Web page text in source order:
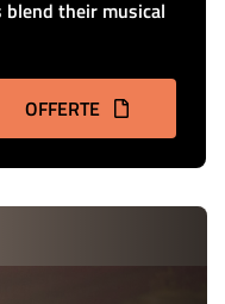
blend their musical
OFFERTE